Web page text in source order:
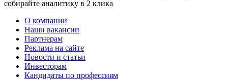
собирайте аналитику в 2 клика
О компании
Наши вакансии
Партнерам
Реклама на сайте
Новости и статьи
Инвесторам
Кандидаты по профессиям